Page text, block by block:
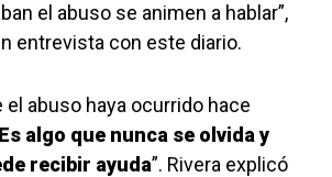
el abuso se animen a hablar”,
entrevista con este diario.
el abuso haya ocurrido hace
Es algo que nunca se olvida y
recibir ayuda”. Rivera explicó